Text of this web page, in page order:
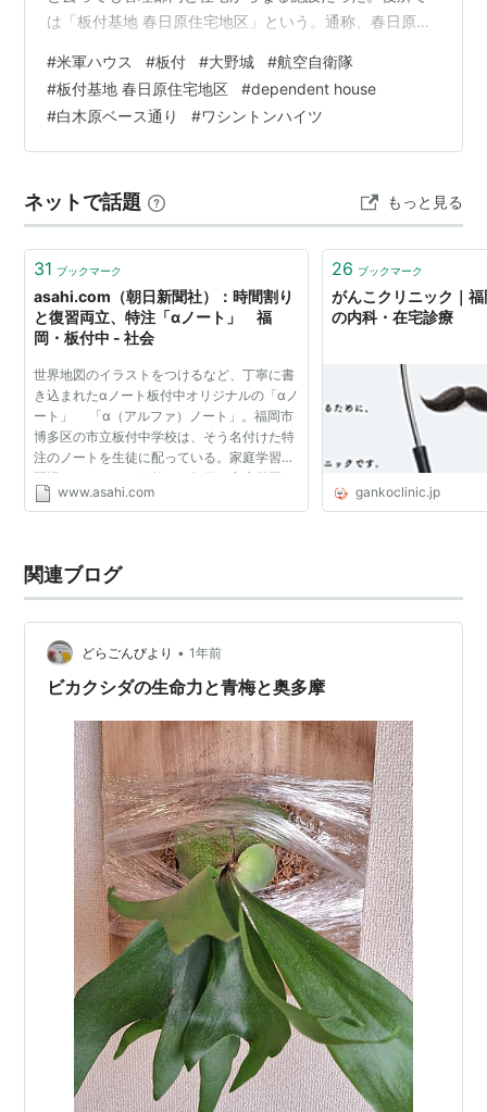
は「板付基地 春日原住宅地区」という。通称、春日原ベ
板付基地*1（現在の福岡空港）のannex（付属）の扱
い。 米軍基地跡地の散歩は愚ブログの定番である（レコ
ンキスタ史跡探訪）。九州に来てからは； ★福岡散歩：
西戸崎（さいとざき）⇒ 国営・海の中道海浜公園／旧キ
#米軍ハウス #板付 #大野城 #航空自衛隊
#板付基地 春日原住宅地区 #dependent house
#白木原ベース通り #ワシントンハイツ
ネットで話題 もっと見る
31 ブックマーク
asahi.com（朝日新聞社）：時間割り
と復習両立、特注「αノート」 福
岡・板付中 - 社会
世界地図のイラストをつけるなど、丁寧に書
き込まれたαノート板付中オリジナルの「αノ
ート」 「α（アルファ）ノート」。福岡市
博多区の市立板付中学校は、そう名付けた特
注のノートを生徒に配っている。家庭学習を
習慣づけることが目的で、毎日の家庭学習の
実施率は９割に達するという。効果のほど
www.asahi.com
26 ブックマーク
がんこクリニック｜
の内科・在宅診療
gankoclinic.jp
関連ブログ
どらごんびより • 1年前
ビカクシダの生命力と青梅と奥多摩